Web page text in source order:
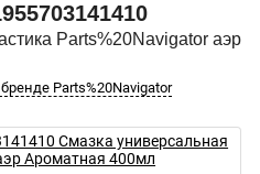
Parts%20Navigator аэр
Parts%20Navigator